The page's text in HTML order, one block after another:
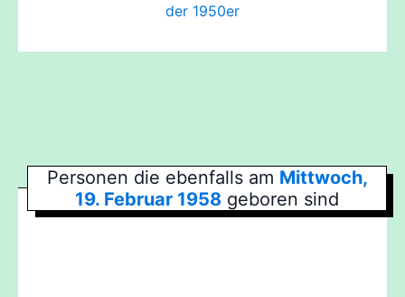
der 1950er
Personen die ebenfalls am Mittwoch,
19. Februar 1958 geboren sind